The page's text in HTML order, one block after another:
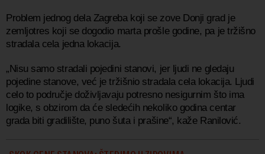
Problem jednog dela Zagreba koji se zove Donji grad je
zemljotres koji se dogodio marta prošle godine, pa je tržišno
stradala cela jedna lokacija.
„Nisu samo stradali pojedini stanovi, jer ljudi ne gledaju
pojedine stanove, već je tržišnio stradala cela lokacija. Ljudi
celo to područje doživljavaju potresno nesigurnim što ima
logike, s obzirom da će sledećih nekoliko godina centar
grada biti gradilište, puno šuta i prašine“, kaže Ranilović.